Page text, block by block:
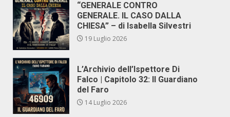
“GENERALE CONTRO
GENERALE. IL CASO DALLA
CHIESA” – di Isabella Silvestri
19 Luglio 2026
L’Archivio dell’Ispettore Di
Falco | Capitolo 32: Il Guardiano
del Faro
14 Luglio 2026